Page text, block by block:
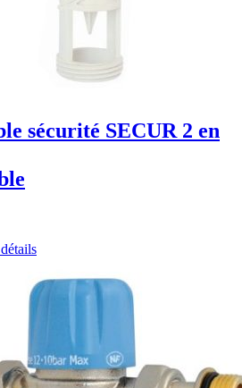
sécurité SECUR 2 en